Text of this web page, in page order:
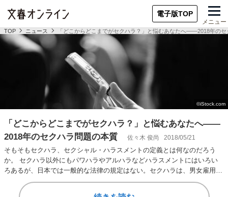
電子版TOP
メニュー
TOP ニュース 「どこからどこまでがセクハラ？」と悩むあなたへ――2018年のセ
「どこからどこまでがセクハラ？」と悩むあなたへ――
2018年のセクハラ問題の本質
佐々木 俊尚 2018/05/21
そもそもセクハラ、セクシャル・ハラスメントの定義とは何なのだろう
か。 セクハラ以外にもパワハラやアルハラなどハラスメントにはいろい
ろあるが、日本では一般的な法律の規定はない。セクハラは、男女雇用機
会均等法に書かれて…